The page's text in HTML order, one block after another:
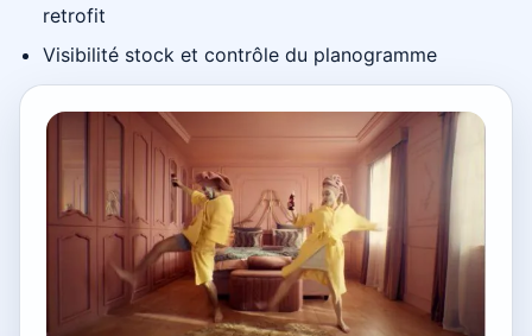
retrofit
Visibilité stock et contrôle du planogramme